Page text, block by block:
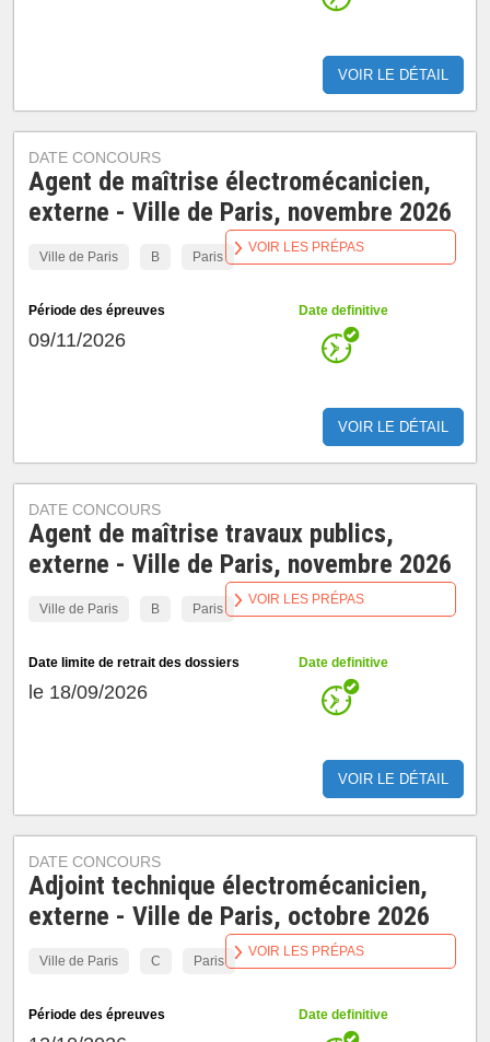
VOIR LE DÉTAIL
DATE CONCOURS
Agent de maîtrise électromécanicien,
externe - Ville de Paris, novembre 2026
Ville de Paris B Paris
Période des épreuves
09/11/2026
Date definitive
VOIR LE DÉTAIL
VOIR LES PRÉPAS
DATE CONCOURS
Agent de maîtrise travaux publics,
externe - Ville de Paris, novembre 2026
Ville de Paris B Paris
Date limite de retrait des dossiers
le 18/09/2026
Date definitive
VOIR LE DÉTAIL
VOIR LES PRÉPAS
DATE CONCOURS
Adjoint technique électromécanicien,
externe - Ville de Paris, octobre 2026
Ville de Paris C Paris
Période des épreuves Date definitive
VOIR LES PRÉPAS